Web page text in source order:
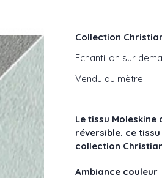
Collection
Echantillon sur
Vendu au mètre
Le tissu
réversible. ce
collection
Ambiance couleur